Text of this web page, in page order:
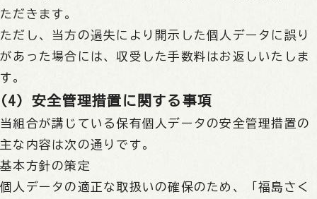
ただきます。
ただし、当方の過失により開示した個人データに誤り
があった場合には、収受した手数料はお返しいたしま
す。
(4) 安全管理措置に関する事項
当組合が講じている保有個人データの安全管理措置の
主な内容は次の通りです。
基本方針の策定
個人データの適正な取扱いの確保のため、「福島さく